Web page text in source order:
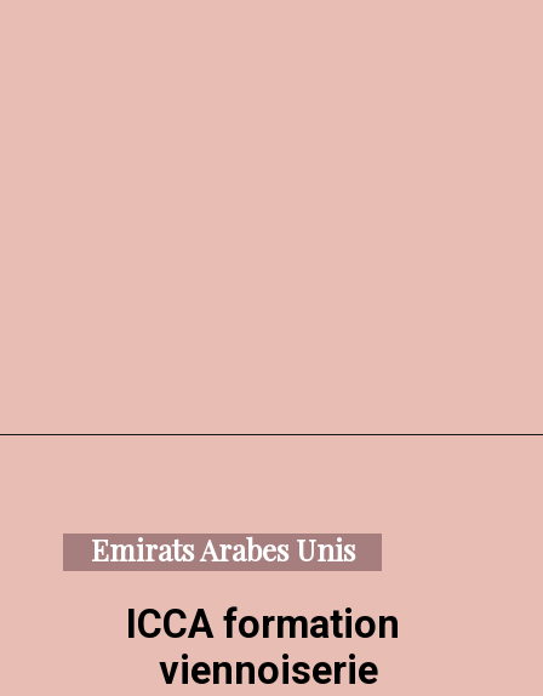
ICCA formation
viennoiserie
Emirats Arabes Unis